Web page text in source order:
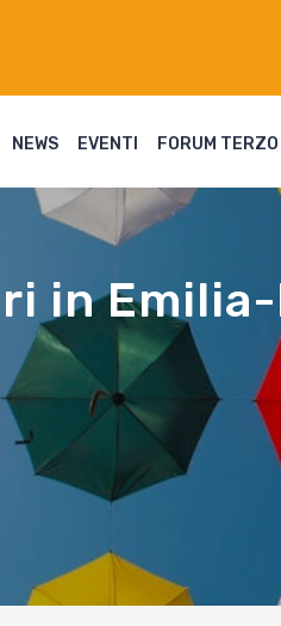
NEWS EVENTI FORUM
in